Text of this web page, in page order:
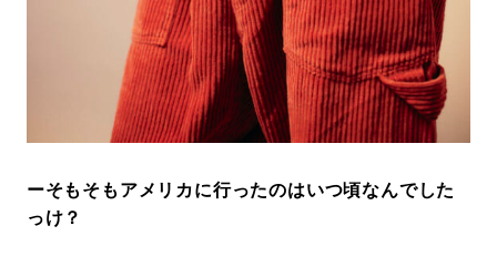
ーそもそもアメリカに行ったのはいつ頃なんでした
っけ？